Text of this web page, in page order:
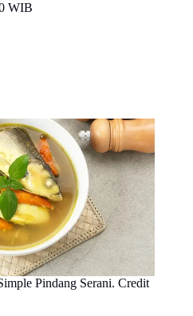
WIB
Pindang Serani. Credit